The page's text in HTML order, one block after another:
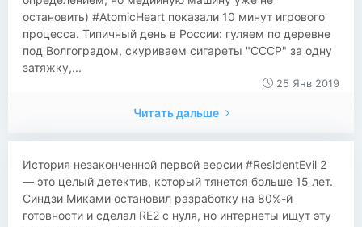
остановить) #AtomicHeart показали 10 минут игрового
процесса. Типичный день в России: гуляем по деревне
под Волгоградом, скуриваем сигареты "СССР" за одну
затяжку,...
25 Янв 2019
Читать дальше
История незаконченной первой версии #ResidentEvil 2
— это целый детектив, который тянется больше 15 лет.
Синдзи Миками остановил разработку на 80%-й
готовности и сделал RE2 с нуля, но интернеты ищут эту